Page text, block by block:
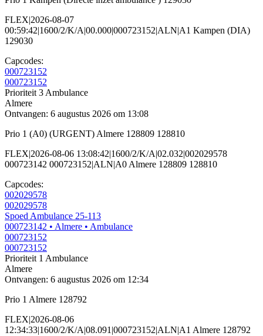
FLEX|2026-08-07
00:59:42|1600/2/K/A|00.000|000723152|ALN|A1 Kampen (DIA)
129030
Capcodes:
000723152
000723152
Prioriteit 3 Ambulance
Almere
Ontvangen: 6 augustus 2026 om 13:08
Prio 1 (A0) (URGENT) Almere 128809 128810
FLEX|2026-08-06 13:08:42|1600/2/K/A|02.032|002029578
000723142 000723152|ALN|A0 Almere 128809 128810
Capcodes:
002029578
002029578
Spoed Ambulance 25-113
000723142 • Almere • Ambulance
000723152
000723152
Prioriteit 1 Ambulance
Almere
Ontvangen: 6 augustus 2026 om 12:34
Prio 1 Almere 128792
FLEX|2026-08-06
12:34:33|1600/2/K/A|08.091|000723152|ALN|A1 Almere 128792